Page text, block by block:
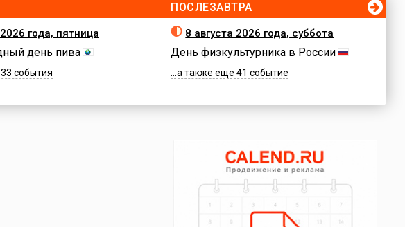
года, пятница
день пива
события
ПОСЛЕЗАВТРА
8 августа 2026 года, суббота
День физкультурника в России
...а также еще 41 событие